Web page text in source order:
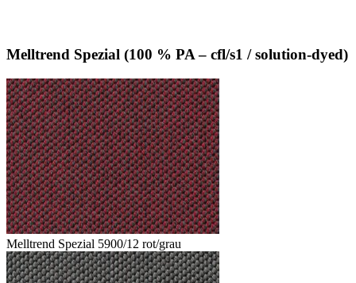
Melltrend Spezial (100 % PA – cfl/s1 / solution-dyed)
Melltrend Spezial 5900/12 rot/grau